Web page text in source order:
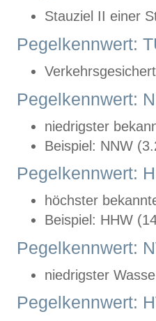
Stauziel II einer
Pegelkennwert:
Pegelkennwert:
niedrigster
Beispiel: NNW
Pegelkennwert:
höchster
Beispiel: HHW
Pegelkennwert:
niedrigster
Pegelkennwert: